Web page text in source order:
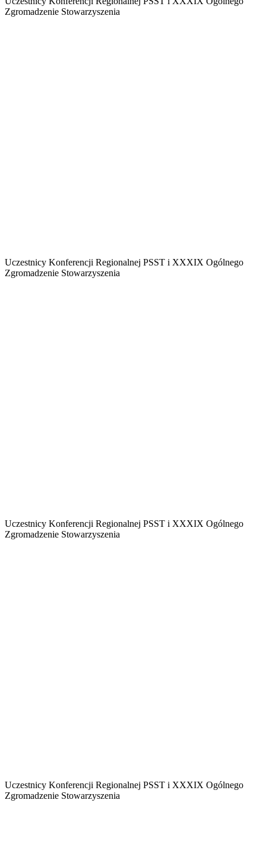
Zgromadzenie Stowarzyszenia
Uczestnicy Konferencji Regionalnej PSST i XXXIX Ogólnego
Zgromadzenie Stowarzyszenia
Uczestnicy Konferencji Regionalnej PSST i XXXIX Ogólnego
Zgromadzenie Stowarzyszenia
Uczestnicy Konferencji Regionalnej PSST i XXXIX Ogólnego
Zgromadzenie Stowarzyszenia